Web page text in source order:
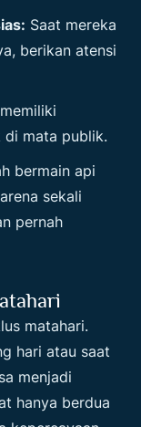
Saat mereka
berikan atensi
di mata publik.
bermain api
sekali
pernah
matahari.
hari atau saat
menjadi
hanya berdua